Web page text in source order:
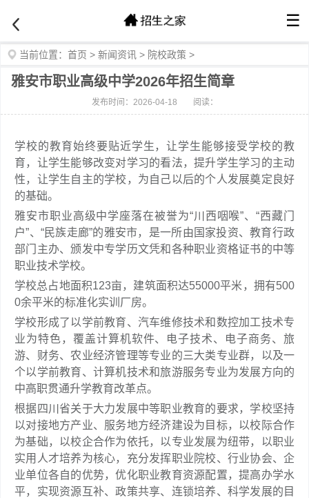
☰
当前位置： 首页 > 新闻资讯 > 院校政策 >
雅安市职业高级中学2026年招生简章
发布时间：2026-04-18 阅读：
学校的教育始终要贴近学生，让学生能够接受学校的教
育，让学生能够改变对学习的看法，提升学生学习的主动
性，让学生自主的学校，为自己以后的个人发展奠定良好
的基础。
雅安市职业高级中学座落在被誉为“川西咽喉”、“西藏门
户”、“民族走廊”的雅安市，是一所由国家投资、教育行政
部门主办、颁发中专学历文凭和各种职业资格证书的中等
职业技术学校。
学校总占地面积123亩，建筑面积达55000平米，拥有500
0余平米的标准化实训厂房。
学校形成了以学前教育、汽车维修技术和数控加工技术专
业为特色，覆盖计算机软件、电子技术、电子商务、旅
游、财务、农业经济管理等专业的三大类专业群，以及一
个以学前教育、计算机技术和旅游服务专业为发展方向的
中高职贯通升学教育改革点。
根据四川省关于大力发展中等职业教育的要求，学校坚持
以对接地方产业、服务地方经济建设为目标，以校际合作
为基础，以校企合作为依托，以专业发展为纽带，以职业
实用人才培养为核心，充分发挥职业院校、行业协会、企
业单位各自的优势，优化职业教育资源配置，提高办学水
平，实现资源互补、政策共享、连锁培养、科学发展的目